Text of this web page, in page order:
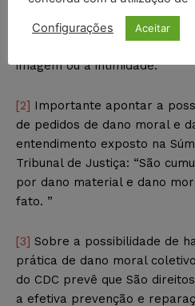
determina o artigo 5.º, incisos
Federal que é assegurada a
imagem ou à intimidade.
[2] Importante apontar a
de pedidos de dano moral e
entendimento exposto na
Tribunal de Justiça: “São
por dano material e dano
fato. ”
[3] Sobre a possibilidade de
prática de dano moral
do CDC prevê que São
a efetiva prevenção e
Configurações Aceitar